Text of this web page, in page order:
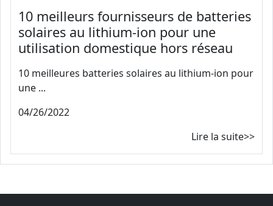
10 meilleurs fournisseurs de batteries
solaires au lithium-ion pour une
utilisation domestique hors réseau
10 meilleures batteries solaires au lithium-ion pour
une ...
04/26/2022
Lire la suite>>